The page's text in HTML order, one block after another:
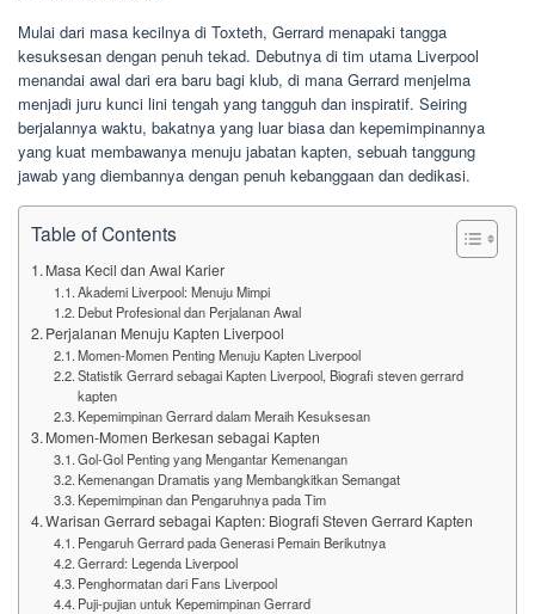
Mulai dari masa kecilnya di Toxteth, Gerrard menapaki tangga
kesuksesan dengan penuh tekad. Debutnya di tim utama Liverpool
menandai awal dari era baru bagi klub, di mana Gerrard menjelma
menjadi juru kunci lini tengah yang tangguh dan inspiratif. Seiring
berjalannya waktu, bakatnya yang luar biasa dan kepemimpinannya
yang kuat membawanya menuju jabatan kapten, sebuah tanggung
jawab yang diembannya dengan penuh kebanggaan dan dedikasi.
Table of Contents
Masa Kecil dan Awal Karier
Akademi Liverpool: Menuju Mimpi
Debut Profesional dan Perjalanan Awal
Perjalanan Menuju Kapten Liverpool
Momen-Momen Penting Menuju Kapten Liverpool
Statistik Gerrard sebagai Kapten Liverpool, Biografi steven gerrard
kapten
Kepemimpinan Gerrard dalam Meraih Kesuksesan
Momen-Momen Berkesan sebagai Kapten
Gol-Gol Penting yang Mengantar Kemenangan
Kemenangan Dramatis yang Membangkitkan Semangat
Kepemimpinan dan Pengaruhnya pada Tim
Warisan Gerrard sebagai Kapten: Biografi Steven Gerrard Kapten
Pengaruh Gerrard pada Generasi Pemain Berikutnya
Gerrard: Legenda Liverpool
Penghormatan dari Fans Liverpool
Puji-pujian untuk Kepemimpinan Gerrard